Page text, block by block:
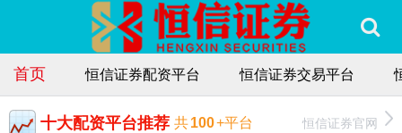
首页 恒信证券配资平台 恒信证券交易平台
十大配资平台推荐 共100+平台 恒信证券官网